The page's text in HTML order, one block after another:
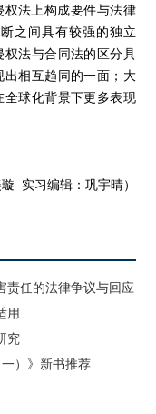
法上构成要件与法律
之间具有较强的独立
法与合同法的区分具
相互趋同的一面；大
球化背景下更多表现
实习编辑：巩宇晴）
责任的法律争议与回应
用
究
）》新书推荐